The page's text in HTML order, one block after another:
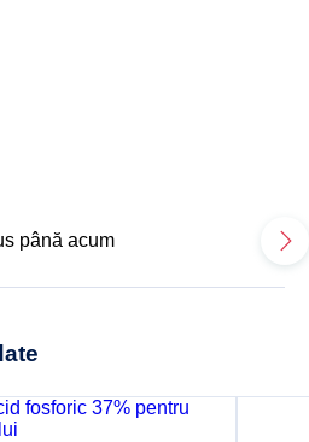
până acum